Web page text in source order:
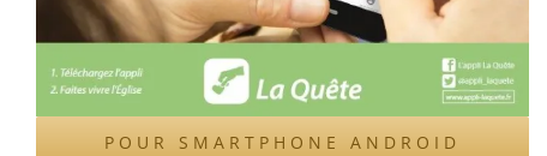
POUR SMARTPHONE ANDROID